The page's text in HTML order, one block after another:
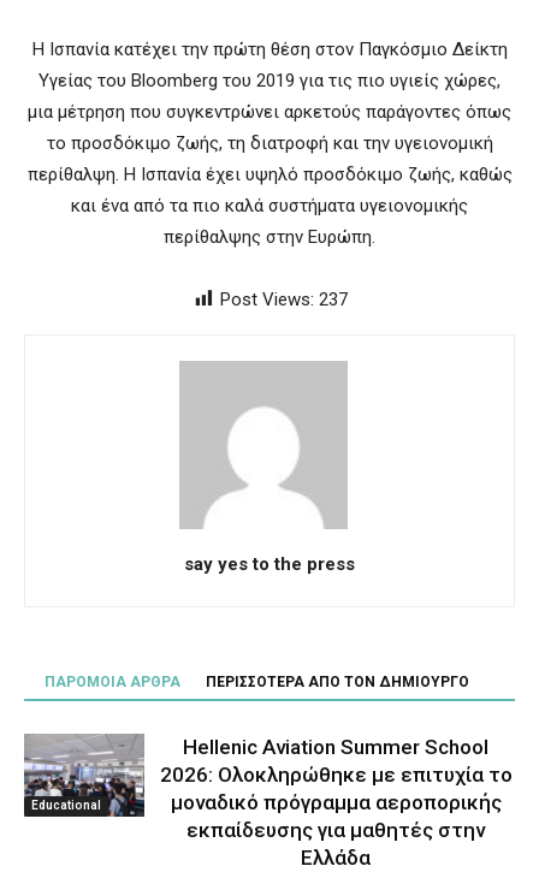
Η Ισπανία κατέχει την πρώτη θέση στον Παγκόσμιο Δείκτη
Υγείας του Bloomberg του 2019 για τις πιο υγιείς χώρες,
μια μέτρηση που συγκεντρώνει αρκετούς παράγοντες όπως
το προσδόκιμο ζωής, τη διατροφή και την υγειονομική
περίθαλψη. Η Ισπανία έχει υψηλό προσδόκιμο ζωής, καθώς
και ένα από τα πιο καλά συστήματα υγειονομικής
περίθαλψης στην Ευρώπη.
Post Views: 237
say yes to the press
ΠΑΡΟΜΟΙΑ ΑΡΘΡΑ ΠΕΡΙΣΣΟΤΕΡΑ ΑΠΟ ΤΟΝ ΔΗΜΙΟΥΡΓΟ
Educational
Hellenic Aviation Summer School
2026: Ολοκληρώθηκε με επιτυχία το
μοναδικό πρόγραμμα αεροπορικής
εκπαίδευσης για μαθητές στην
Ελλάδα